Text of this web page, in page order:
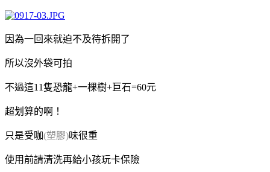
因為一回來就迫不及待拆開了
所以沒外袋可拍
不過這11隻恐龍+一棵樹+巨石=60元
超划算的啊！
只是受咖(塑膠)味很重
使用前請清洗再給小孩玩卡保險